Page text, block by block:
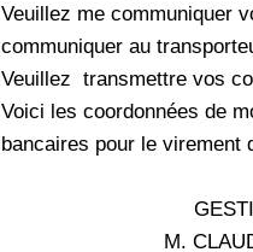
Veuillez me communiquer
communiquer au
Veuillez transmettre vos
Voici les coordonnées de
bancaires pour le virement
M. CLAUDE